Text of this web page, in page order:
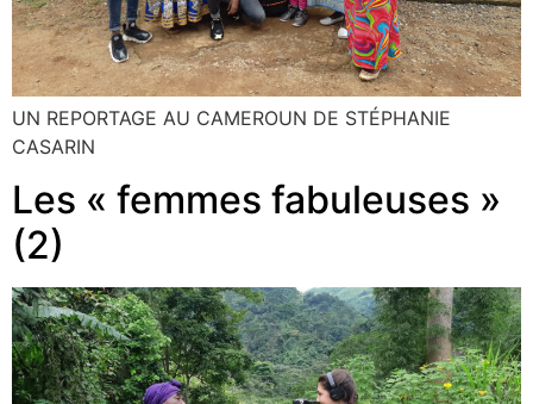
UN REPORTAGE AU CAMEROUN DE STÉPHANIE
CASARIN
Les « femmes fabuleuses »
(2)